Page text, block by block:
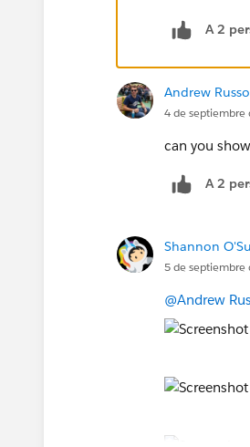
A 2
Andrew
4 de septiembre
can you
A 2
Shannon
5 de septiembre
@Andrew